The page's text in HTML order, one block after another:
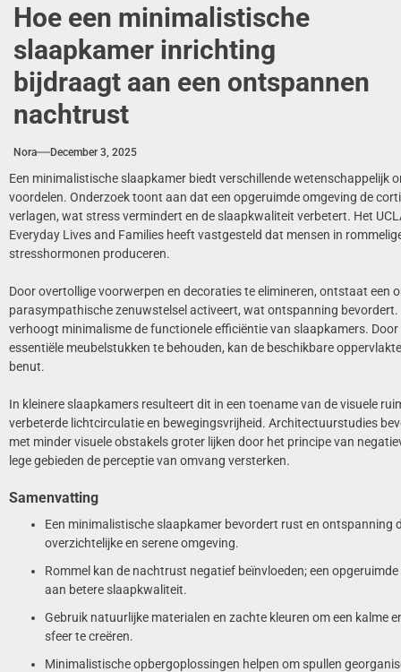
Hoe een minimalistische
slaapkamer inrichting
bijdraagt aan een ontspannen
nachtrust
Nora December 3, 2025
Een minimalistische slaapkamer biedt verschillende wetenschappelijk
voordelen. Onderzoek toont aan dat een opgeruimde omgeving de
verlagen, wat stress vermindert en de slaapkwaliteit verbetert. Het
Everyday Lives and Families heeft vastgesteld dat mensen in
stresshormonen produceren.
Door overtollige voorwerpen en decoraties te elimineren, ontstaat een
parasympathische zenuwstelsel activeert, wat ontspanning bevordert.
verhoogt minimalisme de functionele efficiëntie van slaapkamers.
essentiële meubelstukken te behouden, kan de beschikbare
benut.
In kleinere slaapkamers resulteert dit in een toename van de visuele
verbeterde lichtcirculatie en bewegingsvrijheid. Architectuurstudies
met minder visuele obstakels groter lijken door het principe van
lege gebieden de perceptie van omvang versterken.
Samenvatting
Een minimalistische slaapkamer bevordert rust en ontspanning
overzichtelijke en serene omgeving.
Rommel kan de nachtrust negatief beïnvloeden; een
aan betere slaapkwaliteit.
Gebruik natuurlijke materialen en zachte kleuren om een kalme
sfeer te creëren.
Minimalistische opbergoplossingen helpen om spullen